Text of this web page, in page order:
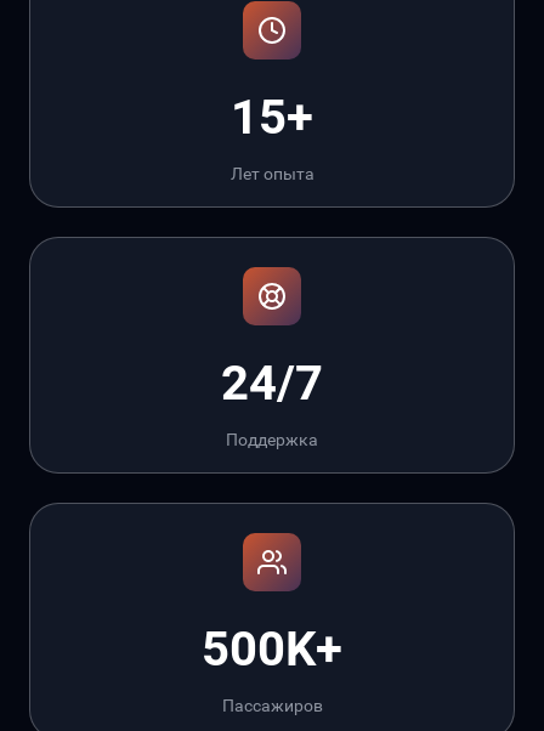
15+
Лет опыта
24/7
Поддержка
500K+
Пассажиров